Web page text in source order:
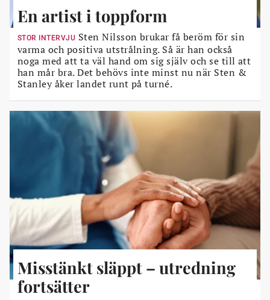
En artist i toppform
STOR INTERVJU Sten Nilsson brukar få beröm för sin
varma och positiva utstrålning. Så är han också
noga med att ta väl hand om sig själv och se till att
han mår bra. Det behövs inte minst nu när Sten &
Stanley åker landet runt på turné.
Misstänkt släppt – utredning
fortsätter